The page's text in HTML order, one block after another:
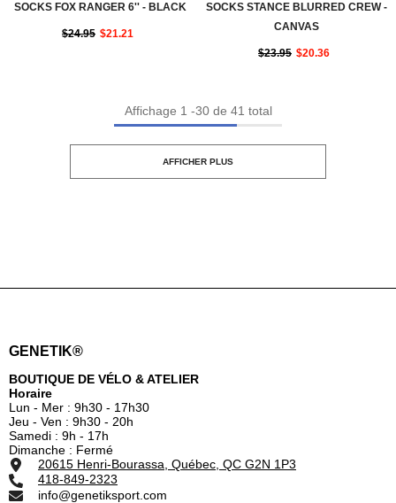
SOCKS FOX RANGER 6'' - BLACK
$24.95 $21.21
SOCKS STANCE BLURRED CREW -
CANVAS
$23.95 $20.36
Affichage 1 -30de 41 total
AFFICHER PLUS
GENETIK®
BOUTIQUE DE VÉLO & ATELIER
Horaire
Lun - Mer : 9h30 - 17h30
Jeu - Ven : 9h30 - 20h
Samedi : 9h - 17h
Dimanche : Fermé
20615 Henri-Bourassa, Québec, QC G2N 1P3
418-849-2323
info@genetiksport.com